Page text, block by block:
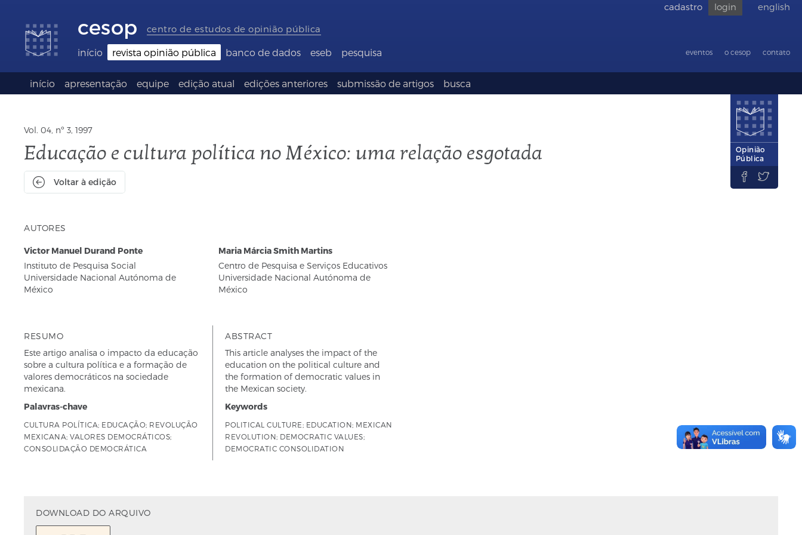
acessibilidade
conteúdo
rodapé
idioma
(Language
selection)
cesop centro de estudos de opinião pública
início revista opinião pública
início apresentação equipe edição atual edições anteriores submissão de artigos busca
banco de dados eseb pesquisa eventos o cesop contato
cadastro login english
Vol. 04, nº 3, 1997
Educação e cultura política no México: uma relação esgotada
Voltar à edição
Opinião
Pública
 
AUTORES
Victor Manuel Durand Ponte
Instituto de Pesquisa Social
Universidade Nacional Autónoma de
México
Maria Márcia Smith Martins
Centro de Pesquisa e Serviços Educativos
Universidade Nacional Autónoma de
México
RESUMO
Este artigo analisa o impacto da educação
sobre a cultura política e a formação de
valores democráticos na sociedade
mexicana.
Palavras-chave
CULTURA POLÍTICA; EDUCAÇÃO; REVOLUÇÃO
MEXICANA; VALORES DEMOCRÁTICOS;
CONSOLIDAÇÃO DEMOCRÁTICA
ABSTRACT
This article analyses the impact of the
education on the political culture and
the formation of democratic values in
the Mexican society.
Keywords
POLITICAL CULTURE; EDUCATION; MEXICAN
REVOLUTION; DEMOCRATIC VALUES;
DEMOCRATIC CONSOLIDATION
DOWNLOAD DO ARQUIVO